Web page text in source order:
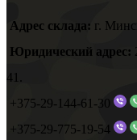
Адрес склада: г.
Юридический адрес:
41.
+375-29-144-61-30
+375-29-775-19-54